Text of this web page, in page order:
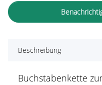
Beschreibung
Buchstabenkette